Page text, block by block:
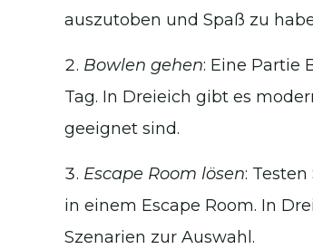
auszutoben und Spaß zu
Bowlen gehen: Eine Partie
Tag. In Dreieich gibt es
geeignet sind.
Escape Room lösen:
in einem Escape Room. In
Szenarien zur Auswahl.